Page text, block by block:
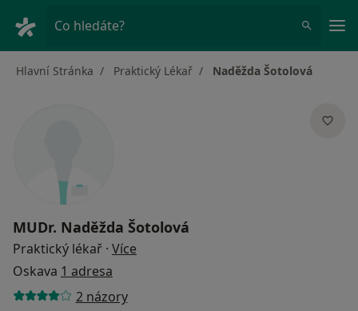
Co hledáte?
Hlavní Stránka Praktický Lékař Naděžda Šotolová
MUDr. Naděžda Šotolová
Praktický lékař · Více
Oskava 1 adresa
2 názory